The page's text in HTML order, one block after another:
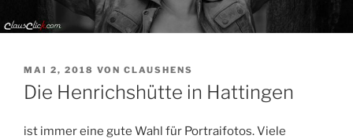
VERÖFFENTLICHT
AM
MAI 2, 2018 VON CLAUSHENS
Die Henrichshütte in Hattingen
ist immer eine gute Wahl für Portraifotos. Viele